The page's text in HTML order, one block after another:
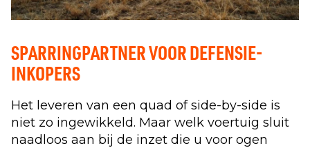
SPARRINGPARTNER VOOR DEFENSIE-
INKOPERS
Het leveren van een quad of side-by-side is
niet zo ingewikkeld. Maar welk voertuig sluit
naadloos aan bij de inzet die u voor ogen